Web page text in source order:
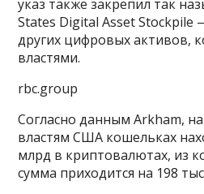
указ также закрепил так
States Digital Asset Stockpile
других цифровых активов,
властями.
rbc.group
Согласно данным Arkham,
властям США кошельках
млрд в криптовалютах, из
сумма приходится на 198